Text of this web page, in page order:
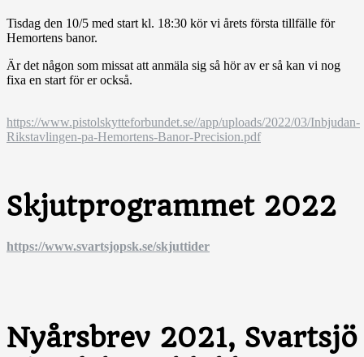
Tisdag den 10/5 med start kl. 18:30 kör vi årets första tillfälle för
Hemortens banor.
Är det någon som missat att anmäla sig så hör av er så kan vi nog
fixa en start för er också.
https://www.pistolskytteforbundet.se//app/uploads/2022/03/Inbjudan-
Rikstavlingen-pa-Hemortens-Banor-Precision.pdf
Skjutprogrammet 2022
https://www.svartsjopsk.se/skjuttider
Nyårsbrev 2021, Svartsjö